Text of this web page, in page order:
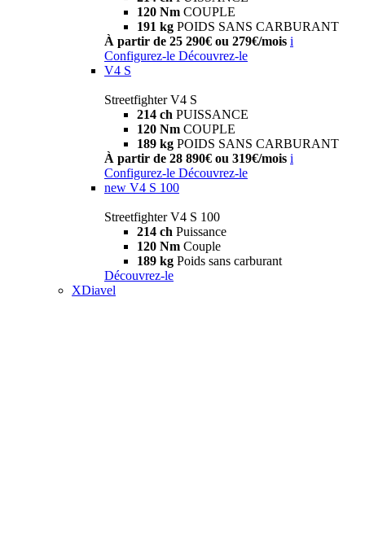
120 Nm COUPLE
191 kg POIDS SANS CARBURANT
À partir de 25 290€ ou 279€/mois i
Configurez-le Découvrez-le
V4 S
Streetfighter V4 S
214 ch PUISSANCE
120 Nm COUPLE
189 kg POIDS SANS CARBURANT
À partir de 28 890€ ou 319€/mois i
Configurez-le Découvrez-le
new V4 S 100
Streetfighter V4 S 100
214 ch Puissance
120 Nm Couple
189 kg Poids sans carburant
Découvrez-le
XDiavel